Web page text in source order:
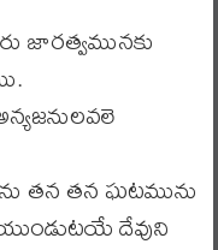
జారత్వమునకు
తన తన ఘటమును
దేవుని